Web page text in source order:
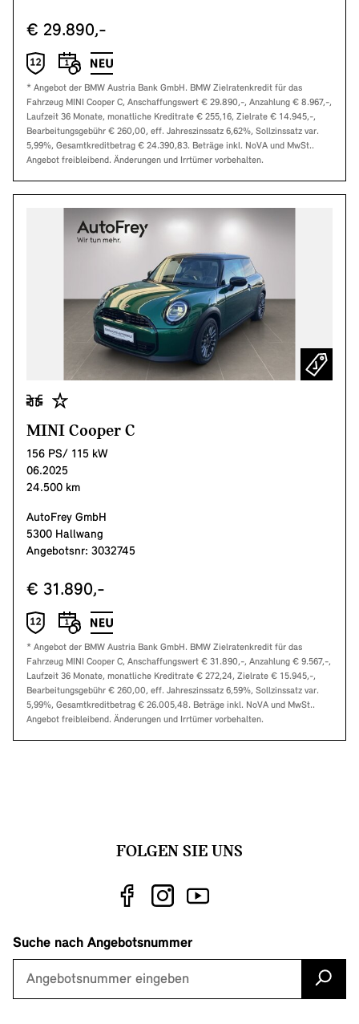
€ 29.890,-
* Angebot der BMW Austria Bank GmbH. BMW Zielratenkredit für das
Fahrzeug MINI Cooper C, Anschaffungswert € 29.890,-, Anzahlung € 8.967,-,
Laufzeit 36 Monate, monatliche Kreditrate € 255,16, Zielrate € 14.945,-,
Bearbeitungsgebühr € 260,00, eff. Jahreszinssatz 6,62%, Sollzinssatz var.
5,99%, Gesamtkreditbetrag € 24.390,83. Beträge inkl. NoVA und MwSt..
Angebot freibleibend. Änderungen und Irrtümer vorbehalten.
MINI Cooper C
156 PS/ 115 kW
06.2025
24.500 km
AutoFrey GmbH
5300 Hallwang
Angebotsnr: 3032745
€ 31.890,-
* Angebot der BMW Austria Bank GmbH. BMW Zielratenkredit für das
Fahrzeug MINI Cooper C, Anschaffungswert € 31.890,-, Anzahlung € 9.567,-,
Laufzeit 36 Monate, monatliche Kreditrate € 272,24, Zielrate € 15.945,-,
Bearbeitungsgebühr € 260,00, eff. Jahreszinssatz 6,59%, Sollzinssatz var.
5,99%, Gesamtkreditbetrag € 26.005,48. Beträge inkl. NoVA und MwSt..
Angebot freibleibend. Änderungen und Irrtümer vorbehalten.
FOLGEN SIE UNS
Suche nach Angebotsnummer